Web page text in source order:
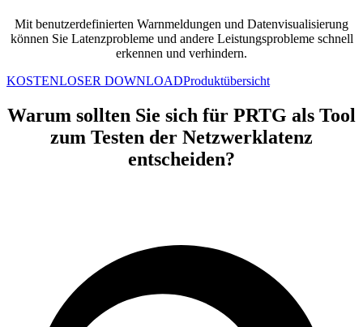
Mit benutzerdefinierten Warnmeldungen und Datenvisualisierung
können Sie Latenzprobleme und andere Leistungsprobleme schnell
erkennen und verhindern.
KOSTENLOSER DOWNLOADProduktübersicht
Warum sollten Sie sich für PRTG als Tool
zum Testen der Netzwerklatenz
entscheiden?